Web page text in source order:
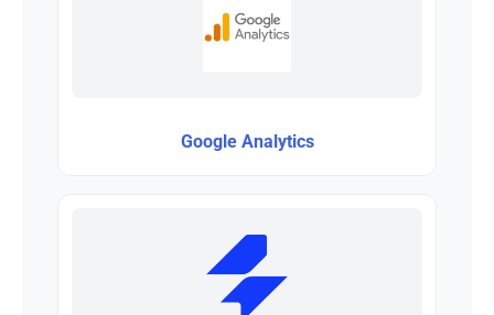
Google Analytics